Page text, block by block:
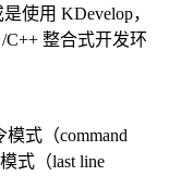
使用 KDevelop，
C++ 整合式开发环
式（command
式（last line